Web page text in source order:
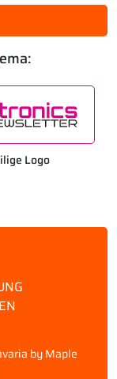
Logo
byMaple